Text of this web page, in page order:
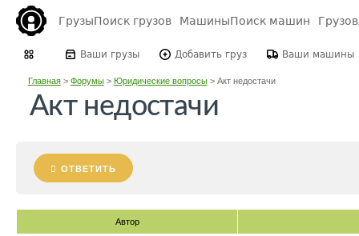
ГрузыПоиск грузов МашиныПоиск машин
Ваши грузы Добавить груз Ваши машины
Главная> Форумы> Юридические вопросы> Акт недостачи
Акт недостачи
ОТВЕТИТЬ
Автор